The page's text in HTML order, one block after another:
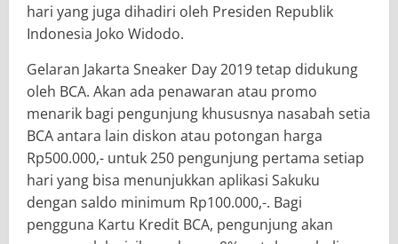
hari yang juga dihadiri oleh Presiden Republik
Indonesia Joko Widodo.
Gelaran Jakarta Sneaker Day 2019 tetap didukung
oleh BCA. Akan ada penawaran atau promo
menarik bagi pengunjung khususnya nasabah setia
BCA antara lain diskon atau potongan harga
Rp500.000,- untuk 250 pengunjung pertama setiap
hari yang bisa menunjukkan aplikasi Sakuku
dengan saldo minimum Rp100.000,-. Bagi
pengguna Kartu Kredit BCA, pengunjung akan